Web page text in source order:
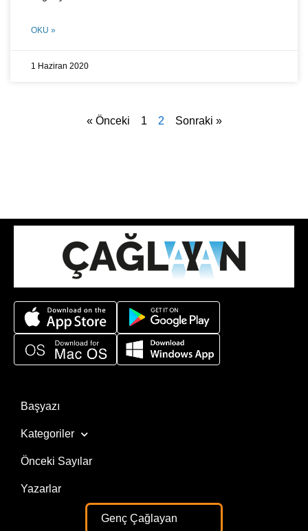
OKU »
1 Haziran 2020
« Önceki 1 2 Sonraki »
Başyazı
Kategoriler
Önceki Sayılar
Yazarlar
Genç Çağlayan